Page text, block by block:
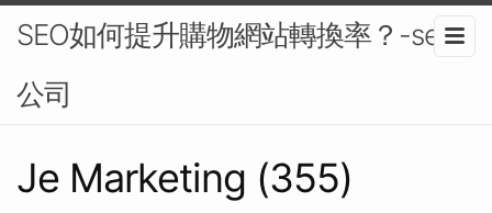
SEO如何提升購物網站轉換率？-seo
公司
Je Marketing (355)